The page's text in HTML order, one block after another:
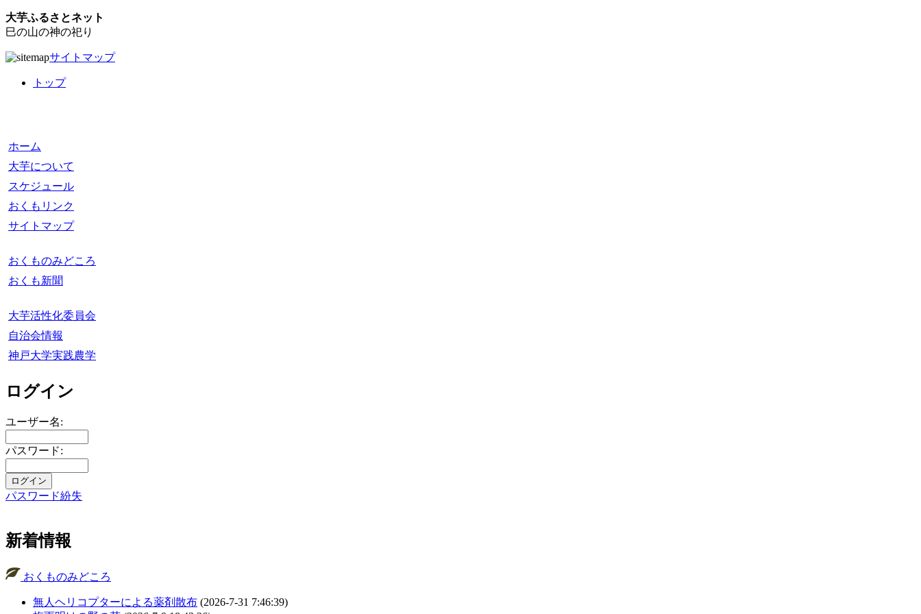
大芋ふるさとネット
巳の山の神の祀り
サイトマップ
トップ
ホーム
大芋について
スケジュール
おくもリンク
サイトマップ
おくものみどころ
おくも新聞
大芋活性化委員会
自治会情報
神戸大学実践農学
ログイン
ユーザー名:
パスワード:
パスワード紛失
新着情報
おくものみどころ
無人ヘリコプターによる薬剤散布 (2026-7-31 7:46:39)